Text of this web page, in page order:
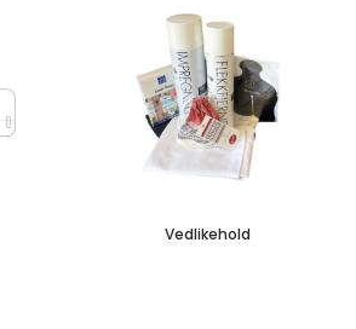
Vedlikehold